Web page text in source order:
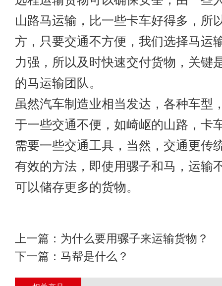
山路马运输，比一些卡车好得多，所
方，只要交通不方便，我们选择马运
力强，所以及时快速交付货物，关键
的马运输团队。
虽然汽车制造业相当发达，各种车型
于一些交通不便，如崎岖的山路，卡
需要一些交通工具，当然，交通更传
有效的方法，即使用骡子和马，运输
可以储存更多的货物。
上一篇： 为什么要用骡子来运输货物？
下一篇： 马帮是什么？